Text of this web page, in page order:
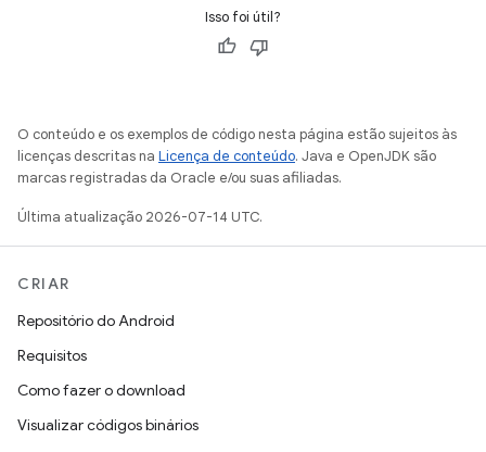
Isso foi útil?
O conteúdo e os exemplos de código nesta página estão sujeitos às
licenças descritas na Licença de conteúdo. Java e OpenJDK são
marcas registradas da Oracle e/ou suas afiliadas.
Última atualização 2026-07-14 UTC.
CRIAR
Repositório do Android
Requisitos
Como fazer o download
Visualizar códigos binários